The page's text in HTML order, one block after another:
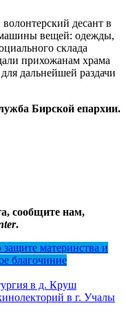
десант в
вещей: одежды,
склада
прихожанам храма
дальнейшей раздачи
Бирской епархии.
сообщите нам,
.
материнства и
благочиние
в д. Круш
в г. Учалы